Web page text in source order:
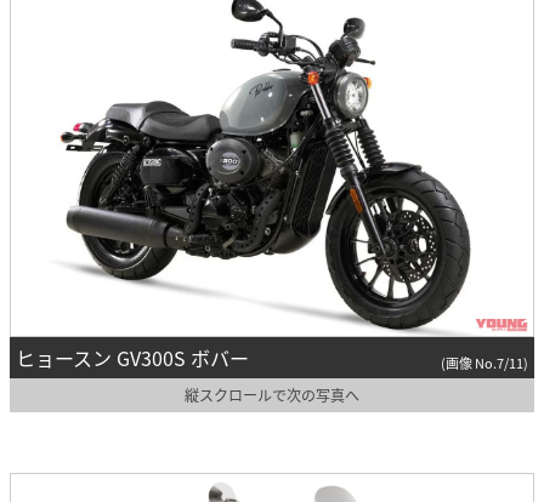
ヒョースン GV300S ボバー (画像 No.7/11)
縦スクロールで次の写真へ